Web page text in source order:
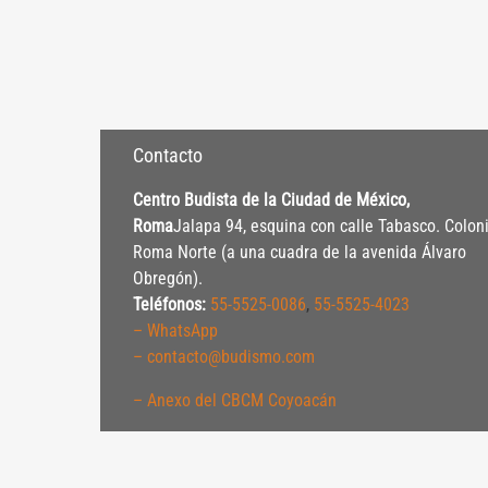
Contacto
Centro Budista de la Ciudad de México,
RomaJalapa 94, esquina con calle Tabasco.
Roma Norte (a una cuadra de la avenida Álvaro
Obregón).
Teléfonos: 55-5525-0086, 55-5525-4023
– WhatsApp
– contacto@budismo.com
– Anexo del CBCM Coyoacán